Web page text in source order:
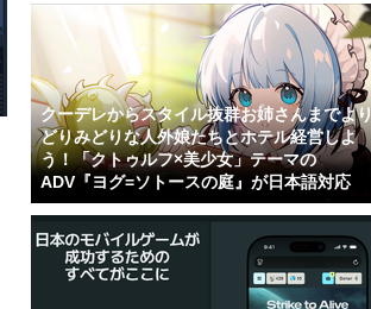
クーデレからスタイル抜群お姉さんまでより
どりみどりな人外娘たちとホテル経営しよ
う！「クトゥルフ×美少女」テーマの
ADV『ヨグ=ソトースの庭』が日本語対応